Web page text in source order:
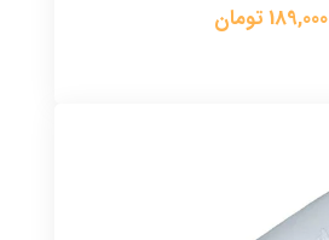
189,000 تومان